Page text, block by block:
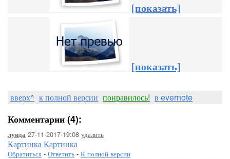
[показать]
[показать]
вверх^ к полной версии понравилось! в evernote
Комментарии (4):
луида 27-11-2017-19:08 удалить
КартинкаКартинка
Обратиться - Ответить - К полной версии